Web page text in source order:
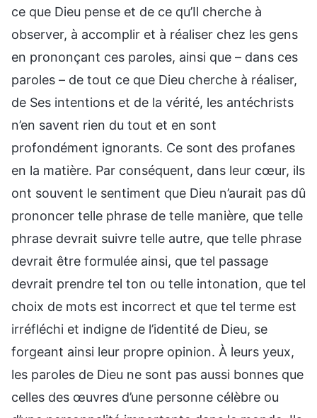
ce que Dieu pense et de ce qu’Il cherche à
observer, à accomplir et à réaliser chez les gens
en prononçant ces paroles, ainsi que – dans ces
paroles – de tout ce que Dieu cherche à réaliser,
de Ses intentions et de la vérité, les antéchrists
n’en savent rien du tout et en sont
profondément ignorants. Ce sont des profanes
en la matière. Par conséquent, dans leur cœur, ils
ont souvent le sentiment que Dieu n’aurait pas dû
prononcer telle phrase de telle manière, que telle
phrase devrait suivre telle autre, que telle phrase
devrait être formulée ainsi, que tel passage
devrait prendre tel ton ou telle intonation, que tel
choix de mots est incorrect et que tel terme est
irréfléchi et indigne de l’identité de Dieu, se
forgeant ainsi leur propre opinion. À leurs yeux,
les paroles de Dieu ne sont pas aussi bonnes que
celles des œuvres d’une personne célèbre ou